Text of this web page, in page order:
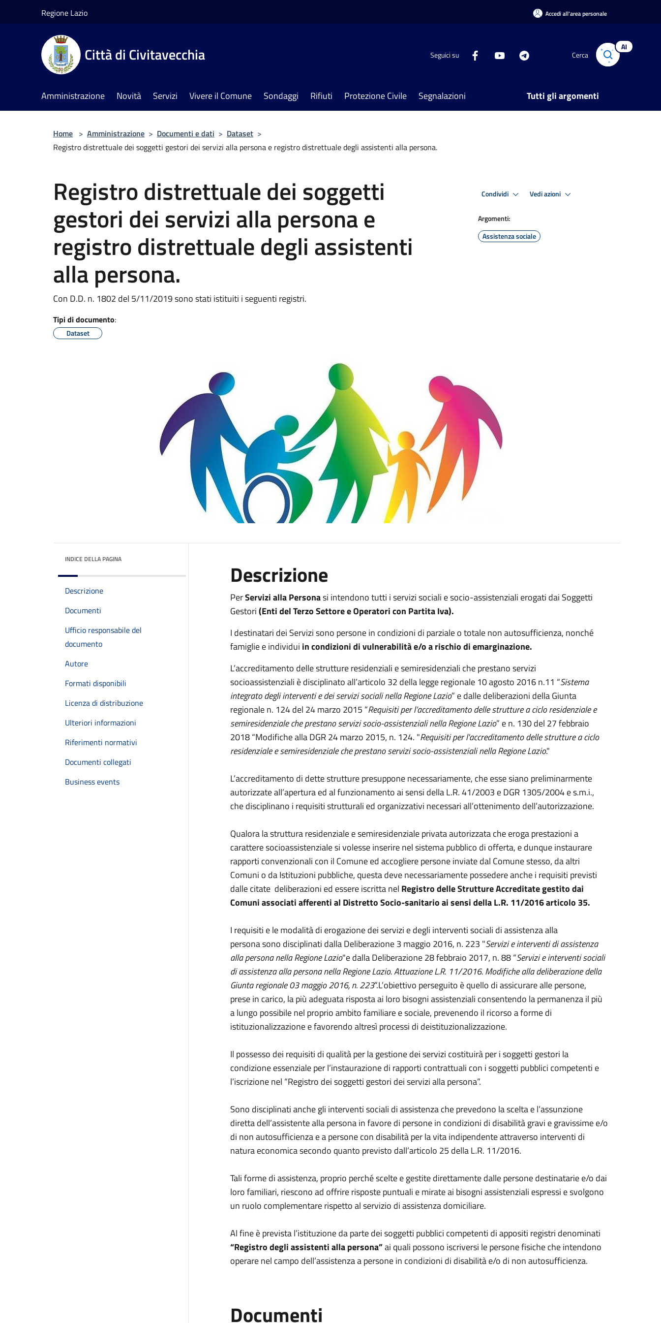
Regione Lazio Accedi all'area personale
Città di Civitavecchia Seguici su Cerca
AI
Amministrazione Novità Servizi Vivere il Comune Sondaggi Rifiuti Protezione Civile Segnalazioni Tutti gli argomenti
Home > Amministrazione > Documenti e dati > Dataset >
Registro distrettuale dei soggetti gestori dei servizi alla persona e registro distrettuale degli assistenti alla persona.
Registro distrettuale dei soggetti
gestori dei servizi alla persona e
registro distrettuale degli assistenti
alla persona.
Con D.D. n. 1802 del 5/11/2019 sono stati istituiti i seguenti registri.
Tipi di documento:
Dataset
Condividi Vedi azioni
Argomenti:
Assistenza sociale
INDICE DELLA PAGINA
Descrizione
Documenti
Ufficio responsabile del
documento
Autore
Formati disponibili
Licenza di distribuzione
Ulteriori informazioni
Riferimenti normativi
Documenti collegati
Business events
Descrizione
PerServizi alla Personasi intendono tutti i servizi sociali e socio-assistenziali erogati dai Soggetti
Gestori(Enti del Terzo Settore e Operatori con Partita Iva).
I destinatari dei Servizi sono persone in condizioni di parziale o totale non autosufficienza, nonché
famiglie e individui in condizioni di vulnerabilità e/o a rischio di emarginazione.
L’accreditamento delle strutture residenziali e semiresidenziali che prestano servizi
socioassistenziali è disciplinato all’articolo 32 della legge regionale 10 agosto 2016 n.11 “Sistema
integrato degli interventi e dei servizi sociali nella Regione Lazio” e dalle deliberazioni della Giunta
regionale n. 124 del 24 marzo 2015 “Requisiti per l’accreditamento delle strutture a ciclo residenziale e
semiresidenziale che prestano servizi socio-assistenziali nella Regione Lazio” e n. 130 del 27 febbraio
2018 “Modifiche alla DGR 24 marzo 2015, n. 124. "Requisiti per l'accreditamento delle strutture a ciclo
residenziale e semiresidenziale che prestano servizi socio-assistenziali nella Regione Lazio."
L’accreditamento di dette strutture presuppone necessariamente, che esse siano preliminarmente
autorizzate all’apertura ed al funzionamento ai sensi della L.R. 41/2003 e DGR 1305/2004 e s.m.i.,
che disciplinano i requisiti strutturali ed organizzativi necessari all’ottenimento dell’autorizzazione.
Qualora la struttura residenziale e semiresidenziale privata autorizzata che eroga prestazioni a
carattere socioassistenziale si volesse inserire nel sistema pubblico di offerta, e dunque instaurare
rapporti convenzionali con il Comune ed accogliere persone inviate dal Comune stesso, da altri
Comuni o da Istituzioni pubbliche, questa deve necessariamente possedere anche i requisiti previsti
dalle citate deliberazioni ed essere iscritta nel Registro delle Strutture Accreditate gestito dai
Comuni associati afferenti al Distretto Socio-sanitario ai sensi della L.R. 11/2016 articolo 35.
I requisiti e le modalità di erogazione dei servizi e degli interventi sociali di assistenza alla
persona sono disciplinati dalla Deliberazione 3 maggio 2016, n. 223 "Servizi e interventi di assistenza
alla persona nella Regione Lazio"e dalla Deliberazione 28 febbraio 2017, n. 88 “Servizi e interventi sociali
di assistenza alla persona nella Regione Lazio. Attuazione L.R. 11/2016. Modifiche alla deliberazione della
Giunta regionale 03 maggio 2016, n. 223”.L’obiettivo perseguito è quello di assicurare alle persone,
prese in carico, la più adeguata risposta ai loro bisogni assistenziali consentendo la permanenza il più
a lungo possibile nel proprio ambito familiare e sociale, prevenendo il ricorso a forme di
istituzionalizzazione e favorendo altresì processi di deistituzionalizzazione.
Il possesso dei requisiti di qualità per la gestione dei servizi costituirà per i soggetti gestori la
condizione essenziale per l’instaurazione di rapporti contrattuali con i soggetti pubblici competenti e
l’iscrizione nel “Registro dei soggetti gestori dei servizi alla persona”.
Sono disciplinati anche gli interventi sociali di assistenza che prevedono la scelta e l’assunzione
diretta dell’assistente alla persona in favore di persone in condizioni di disabilità gravi e gravissime e/o
di non autosufficienza e a persone con disabilità per la vita indipendente attraverso interventi di
natura economica secondo quanto previsto dall’articolo 25 della L.R. 11/2016.
Tali forme di assistenza, proprio perché scelte e gestite direttamente dalle persone destinatarie e/o dai
loro familiari, riescono ad offrire risposte puntuali e mirate ai bisogni assistenziali espressi e svolgono
un ruolo complementare rispetto al servizio di assistenza domiciliare.
Al fine è prevista l’istituzione da parte dei soggetti pubblici competenti di appositi registri denominati
“Registro degli assistenti alla persona”ai quali possono iscriversi le persone fisiche che intendono
operare nel campo dell’assistenza a persone in condizioni di disabilità e/o di non autosufficienza.
Documenti